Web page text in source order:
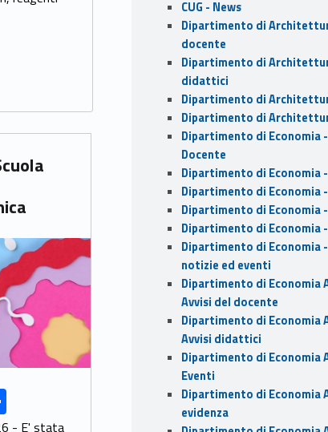
- E' stata
CUG - News
Dipartimento di
docente
Dipartimento di
didattici
Dipartimento di
Dipartimento di
Dipartimento di Economia
Docente
Dipartimento di Economia
Dipartimento di Economia
Dipartimento di Economia
Dipartimento di Economia
Dipartimento di Economia
notizie ed eventi
Dipartimento di Economia
Avvisi del docente
Dipartimento di Economia
Avvisi didattici
Dipartimento di Economia
Eventi
Dipartimento di Economia
evidenza